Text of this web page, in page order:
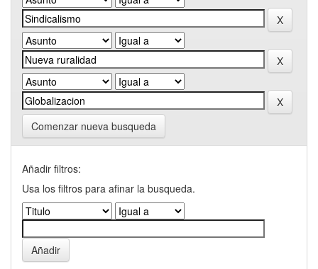
Comenzar nueva busqueda
Añadir filtros:
Usa los filtros para afinar la busqueda.